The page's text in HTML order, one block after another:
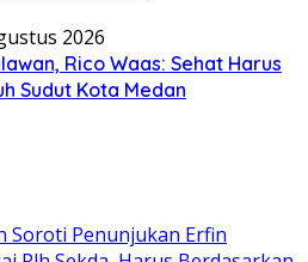
2026
Rico Waas: Sehat Harus
Sudut Kota Medan